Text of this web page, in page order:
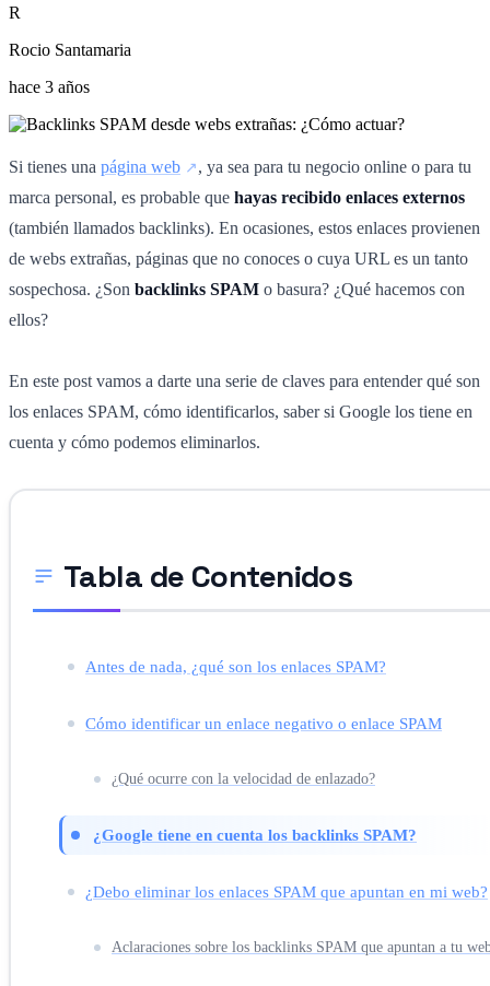
R
Rocio Santamaria
hace 3 años
Si tienes una página web
, ya sea para tu negocio online o para tu
marca personal, es probable que hayas recibido enlaces externos
(también llamados backlinks). En ocasiones, estos enlaces provienen
de webs extrañas, páginas que no conoces o cuya URL es un tanto
sospechosa. ¿Son backlinks SPAM o basura? ¿Qué hacemos con
ellos?
En este post vamos a darte una serie de claves para entender qué son
los enlaces SPAM, cómo identificarlos, saber si Google los tiene en
cuenta y cómo podemos eliminarlos.
Tabla de Contenidos
Antes de nada, ¿qué son los enlaces SPAM?
Cómo identificar un enlace negativo o enlace SPAM
¿Qué ocurre con la velocidad de enlazado?
¿Google tiene en cuenta los backlinks SPAM?
¿Debo eliminar los enlaces SPAM que apuntan en mi web?
Aclaraciones sobre los backlinks SPAM que apuntan a tu